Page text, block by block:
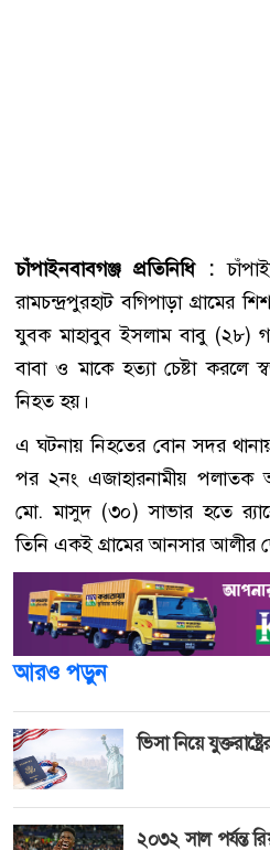
চাঁপাইনবাবগঞ্জ প্রতিনিধি :
রামচন্দ্রপুরহাট বগিপাড়া গ্রামের
যুবক মাহাবুব ইসলাম বাবু (২৮)
বাবা ও মাকে হত্যা চেষ্টা করলে
নিহত হয়।
এ ঘটনায় নিহতের বোন সদর
পর ২নং এজাহারনামীয় পলাতক
মো. মাসুদ (৩০) সাভার হতে
তিনি একই গ্রামের আনসার আলীর
আরও পড়ুন
ভিসা নিয়ে
২০৩২ সাল পর্যন্ত